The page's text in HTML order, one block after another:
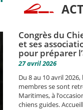
Congrès du
et ses
pour préparer
27 avril 2026
Du 8 au 10 avril
membres se sont
Maritimes, à
chiens guides.